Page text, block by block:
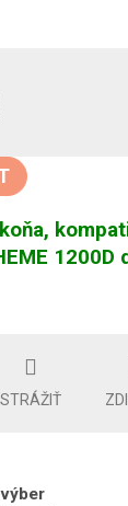
1200D
STRÁŽIŤ